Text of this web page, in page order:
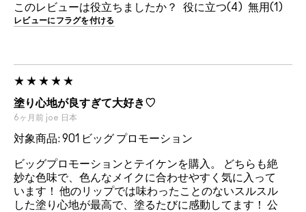
このレビューは役立ちましたか？ 4 1
レビューにフラグを付ける
塗り心地が良すぎて大好き♡
6ヶ月前 joe 日本
対象商品: 901 ビッグ プロモーション
ビッグプロモーションとテイケンを購入。 どちらも絶
妙な色味で、色んなメイクに合わせやすく気に入って
います！ 他のリップでは味わったことのないスルスル
した塗り心地が最高で、塗るたびに感動してます！ 公